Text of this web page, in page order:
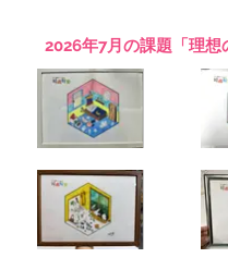
2026年7月の課題「理想